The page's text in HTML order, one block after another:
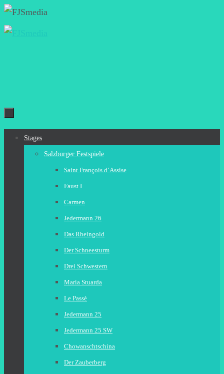
Zum
Inhalt
Zum
Stages
Salzburger Festspiele
Saint François d’Assise
Faust I
Carmen
Jedermann 26
Das Rheingold
Der Schneesturm
Drei Schwestern
Maria Stuarda
Le Passè
Jedermann 25
Jedermann 25 SW
Chowanschtschina
Der Zauberberg